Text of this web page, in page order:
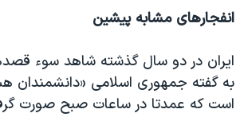
انفجارهای مشابه پيشين
ايران در دو سال گذشته شاهد سوء
به گفته جمهوری اسلامی «دانشمندان
است که عمدتا در ساعات صبح صورت